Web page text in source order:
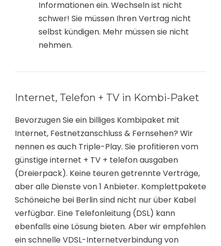
Informationen ein. Wechseln ist nicht
schwer! Sie müssen Ihren Vertrag nicht
selbst kündigen. Mehr müssen sie nicht
nehmen.
Internet, Telefon + TV in Kombi-Paket
Bevorzugen Sie ein billiges Kombipaket mit
Internet, Festnetzanschluss & Fernsehen? Wir
nennen es auch Triple-Play. Sie profitieren vom
günstige internet + TV + telefon ausgaben
(Dreierpack). Keine teuren getrennte Verträge,
aber alle Dienste von 1 Anbieter. Komplettpakete
Schöneiche bei Berlin sind nicht nur über Kabel
verfügbar. Eine Telefonleitung (DSL) kann
ebenfalls eine Lösung bieten. Aber wir empfehlen
ein schnelle VDSL-Internetverbindung von